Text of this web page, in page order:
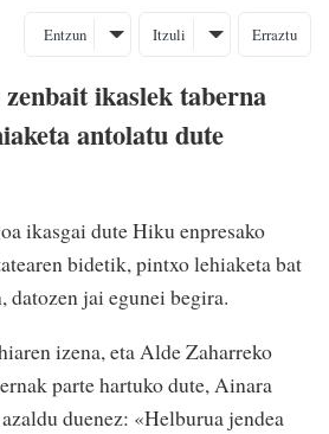
Entzun Itzuli Erraztu
ikaslek taberna
antolatu dute
ikasgai dute Hiku enpresako
bidetik, pintxo lehiaketa bat
datozen jai egunei begira.
izena, eta Alde Zaharreko
parte hartuko dute, Ainara
duenez: «Helburua jendea